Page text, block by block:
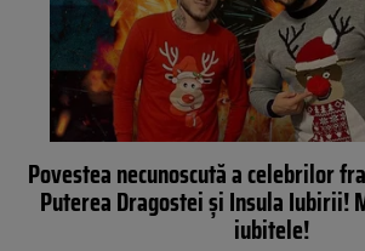
Povestea necunoscută a celebrilor
Puterea Dragostei și Insula Iubirii!
iubitele!